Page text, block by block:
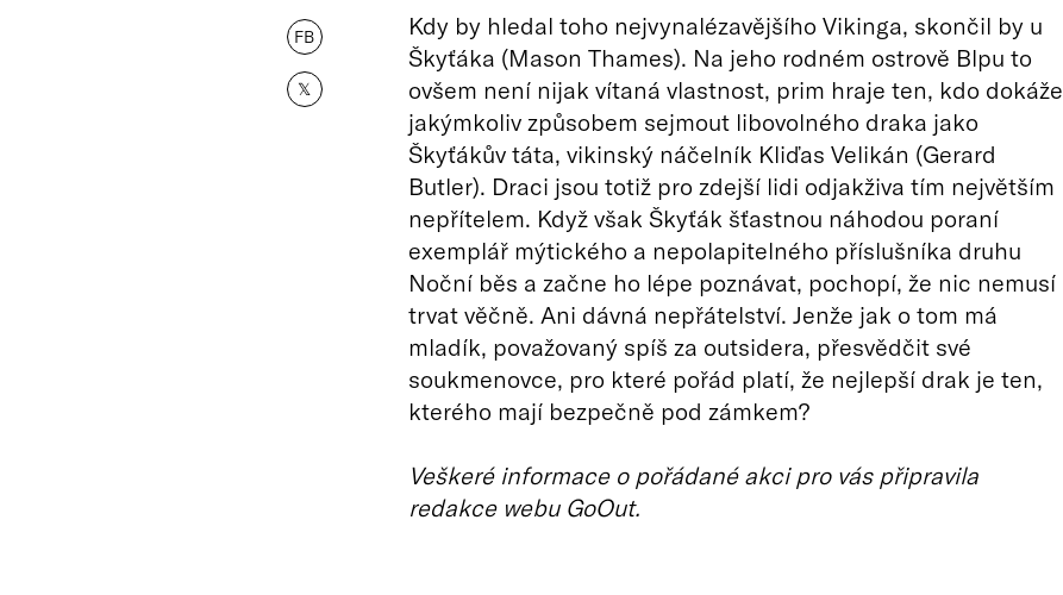
FB
𝕏
Kdy by hledal toho nejvynalézavějšího Vikinga, skončil by u
Škyťáka (Mason Thames). Na jeho rodném ostrově Blpu to
ovšem není nijak vítaná vlastnost, prim hraje ten, kdo dokáže
jakýmkoliv způsobem sejmout libovolného draka jako
Škyťákův táta, vikinský náčelník Kliďas Velikán (Gerard
Butler). Draci jsou totiž pro zdejší lidi odjakživa tím největším
nepřítelem. Když však Škyťák šťastnou náhodou poraní
exemplář mýtického a nepolapitelného příslušníka druhu
Noční běs a začne ho lépe poznávat, pochopí, že nic nemusí
trvat věčně. Ani dávná nepřátelství. Jenže jak o tom má
mladík, považovaný spíš za outsidera, přesvědčit své
soukmenovce, pro které pořád platí, že nejlepší drak je ten,
kterého mají bezpečně pod zámkem?
Veškeré informace o pořádané akci pro vás připravila
redakce webu GoOut.